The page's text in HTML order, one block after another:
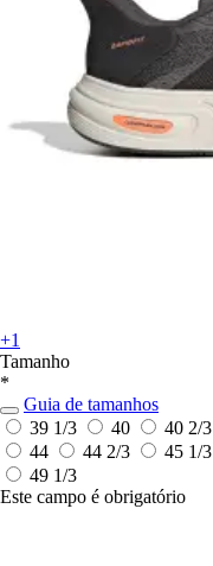
+1
Tamanho
*
Guia de tamanhos
39 1/3
40 40 2/3
44
44 2/3 45 1/3
49 1/3
Este campo é obrigatório